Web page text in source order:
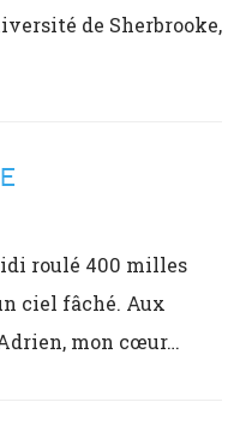
de Sherbrooke,
roulé 400 milles
ciel fâché. Aux
mon cœur…